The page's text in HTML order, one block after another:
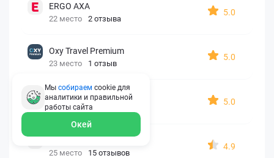
ERGO AXA
22 место 2 отзыва
5.0
Oxy Travel Premium
23 место 1 отзыв
5.0
УралСиб
24 место 1 отзыв
5.0
25 место 15 отзывов
4.9
Мы собираем cookie для
аналитики и правильной
работы сайта
Окей